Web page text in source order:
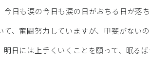
日も涙の今日も涙の日がおちる日が落ち
、奮闘努力していますが、甲斐がないの
日には上手くいくことを願って、眠るば